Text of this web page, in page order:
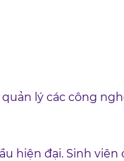
lý các công
hiện đại. Sinh